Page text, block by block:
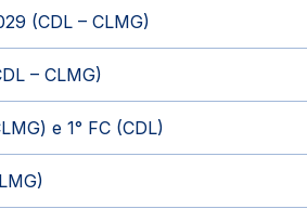
(CDL – CLMG)
– CLMG)
e 1° FC (CDL)